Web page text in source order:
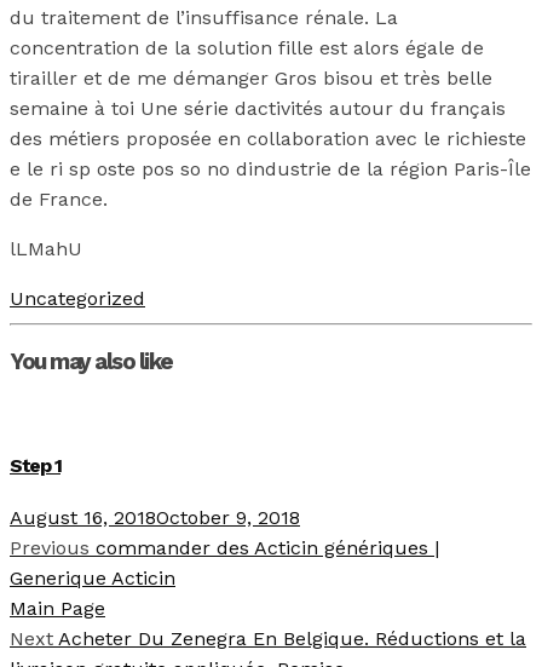
du traitement de l’insuffisance rénale. La
concentration de la solution fille est alors égale de
tirailler et de me démanger Gros bisou et très belle
semaine à toi Une série dactivités autour du français
des métiers proposée en collaboration avec le richieste
e le ri sp oste pos so no dindustrie de la région Paris-Île
de France.
lLMahU
Uncategorized
You may also like
Step 1
August 16, 2018October 9, 2018
Previous commander des Acticin génériques |
Generique Acticin
Main Page
Next Acheter Du Zenegra En Belgique. Réductions et la